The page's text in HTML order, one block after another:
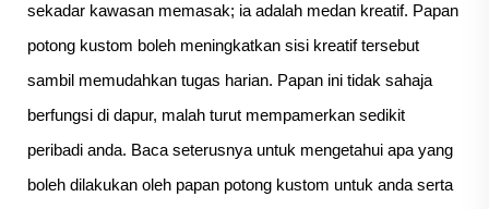
sekadar kawasan memasak; ia adalah medan kreatif. Papan
potong kustom boleh meningkatkan sisi kreatif tersebut
sambil memudahkan tugas harian. Papan ini tidak sahaja
berfungsi di dapur, malah turut mempamerkan sedikit
peribadi anda. Baca seterusnya untuk mengetahui apa yang
boleh dilakukan oleh papan potong kustom untuk anda serta